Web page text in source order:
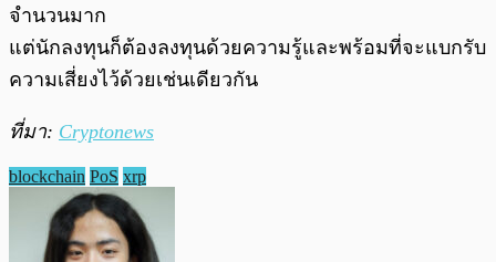
จำนวนมาก
แต่นักลงทุนก็ต้องลงทุนด้วยความรู้และพร้อมที่จะแบกรับ
ความเสี่ยงไว้ด้วยเช่นเดียวกัน
ที่มา: Cryptonews
blockchain PoS xrp